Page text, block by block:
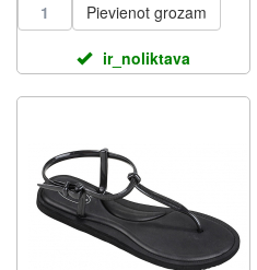
Pievienot grozam
ir_noliktava